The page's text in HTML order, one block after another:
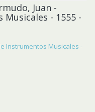
Juan -
- 1555 -
Instrumentos Musicales -